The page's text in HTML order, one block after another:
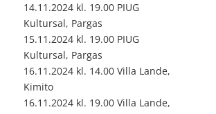
14.11.2024 kl. 19.00 PIUG
Kultursal, Pargas
15.11.2024 kl. 19.00 PIUG
Kultursal, Pargas
16.11.2024 kl. 14.00 Villa Lande,
Kimito
16.11.2024 kl. 19.00 Villa Lande,